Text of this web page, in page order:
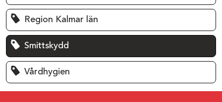
Region Kalmar län
Smittskydd
Vårdhygien